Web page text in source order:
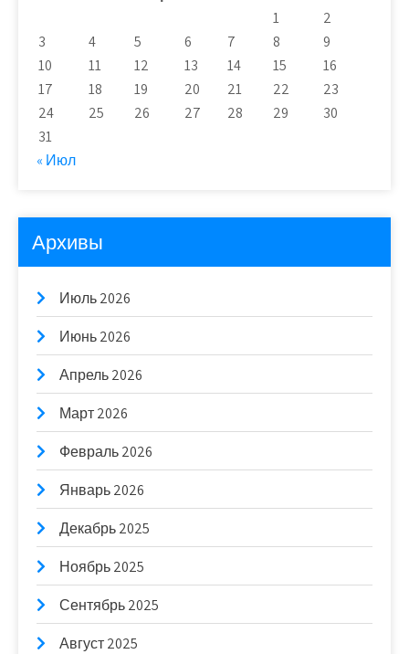
1
2
3
4 5 6 7 8
9
10
11 12 13 14 15
16
17
18 19 20 21 22
23
24
25 26 27 28 29
30
31
« Июл
Архивы
Июль 2026
Июнь 2026
Апрель 2026
Март 2026
Февраль 2026
Январь 2026
Декабрь 2025
Ноябрь 2025
Сентябрь 2025
Август 2025